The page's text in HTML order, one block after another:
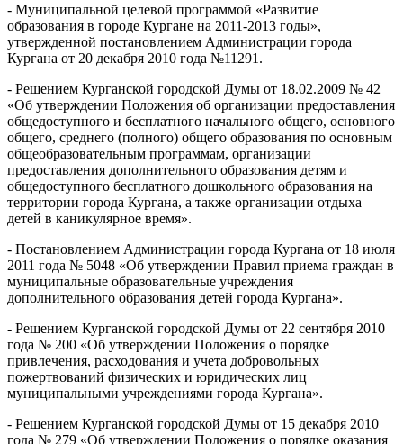
- Муниципальной целевой программой «Развитие
образования в городе Кургане на 2011-2013 годы»,
утвержденной постановлением Администрации города
Кургана от 20 декабря 2010 года №11291.
- Решением Курганской городской Думы от 18.02.2009 № 42
«Об утверждении Положения об организации предоставления
общедоступного и бесплатного начального общего, основного
общего, среднего (полного) общего образования по основным
общеобразовательным программам, организации
предоставления дополнительного образования детям и
общедоступного бесплатного дошкольного образования на
территории города Кургана, а также организации отдыха
детей в каникулярное время».
- Постановлением Администрации города Кургана от 18 июля
2011 года № 5048 «Об утверждении Правил приема граждан в
муниципальные образовательные учреждения
дополнительного образования детей города Кургана».
- Решением Курганской городской Думы от 22 сентября 2010
года № 200 «Об утверждении Положения о порядке
привлечения, расходования и учета добровольных
пожертвований физических и юридических лиц
муниципальными учреждениями города Кургана».
- Решением Курганской городской Думы от 15 декабря 2010
года № 279 «Об утверждении Положения о порядке оказания